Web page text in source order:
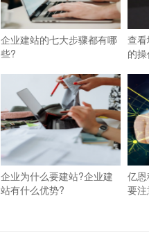
企业建站的七大步骤都有哪
些?
查
的
企业为什么要建站?企业建
站有什么优势?
亿
要